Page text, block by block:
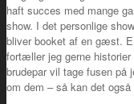
haft succes med mange
show. I det personlige
bliver booket af en gæst.
fortæller jeg gerne
brudepar vil tage fusen
om dem – så kan det også